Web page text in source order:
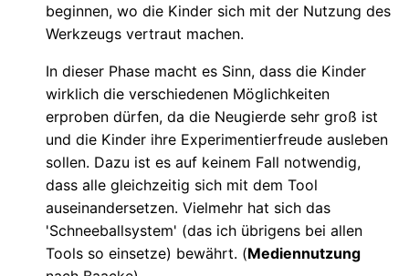
beginnen, wo die Kinder sich mit der Nutzung des
Werkzeugs vertraut machen.
In dieser Phase macht es Sinn, dass die Kinder
wirklich die verschiedenen Möglichkeiten
erproben dürfen, da die Neugierde sehr groß ist
und die Kinder ihre Experimentierfreude ausleben
sollen. Dazu ist es auf keinem Fall notwendig,
dass alle gleichzeitig sich mit dem Tool
auseinandersetzen. Vielmehr hat sich das
'Schneeballsystem' (das ich übrigens bei allen
Tools so einsetze) bewährt. (Mediennutzung